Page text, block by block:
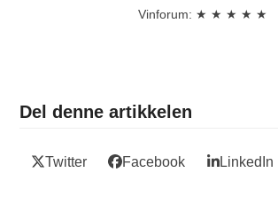
Vinforum: ★ ★ ★ ★ ★
Del denne artikkelen
Twitter Facebook LinkedIn